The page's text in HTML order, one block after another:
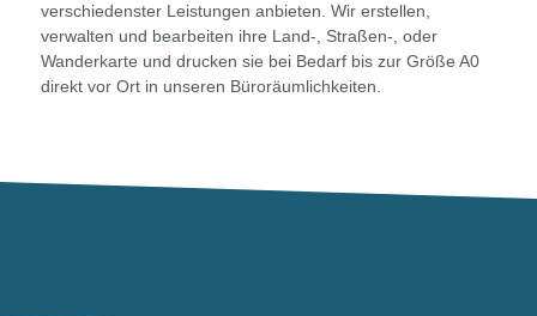
verschiedenster Leistungen anbieten. Wir erstellen,
verwalten und bearbeiten ihre Land-, Straßen-, oder
Wanderkarte und drucken sie bei Bedarf bis zur Größe A0
direkt vor Ort in unseren Büroräumlichkeiten.